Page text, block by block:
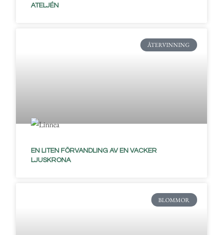
ATELJÉN
ÅTERVINNING
EN LITEN FÖRVANDLING AV EN VACKER
LJUSKRONA
BLOMMOR